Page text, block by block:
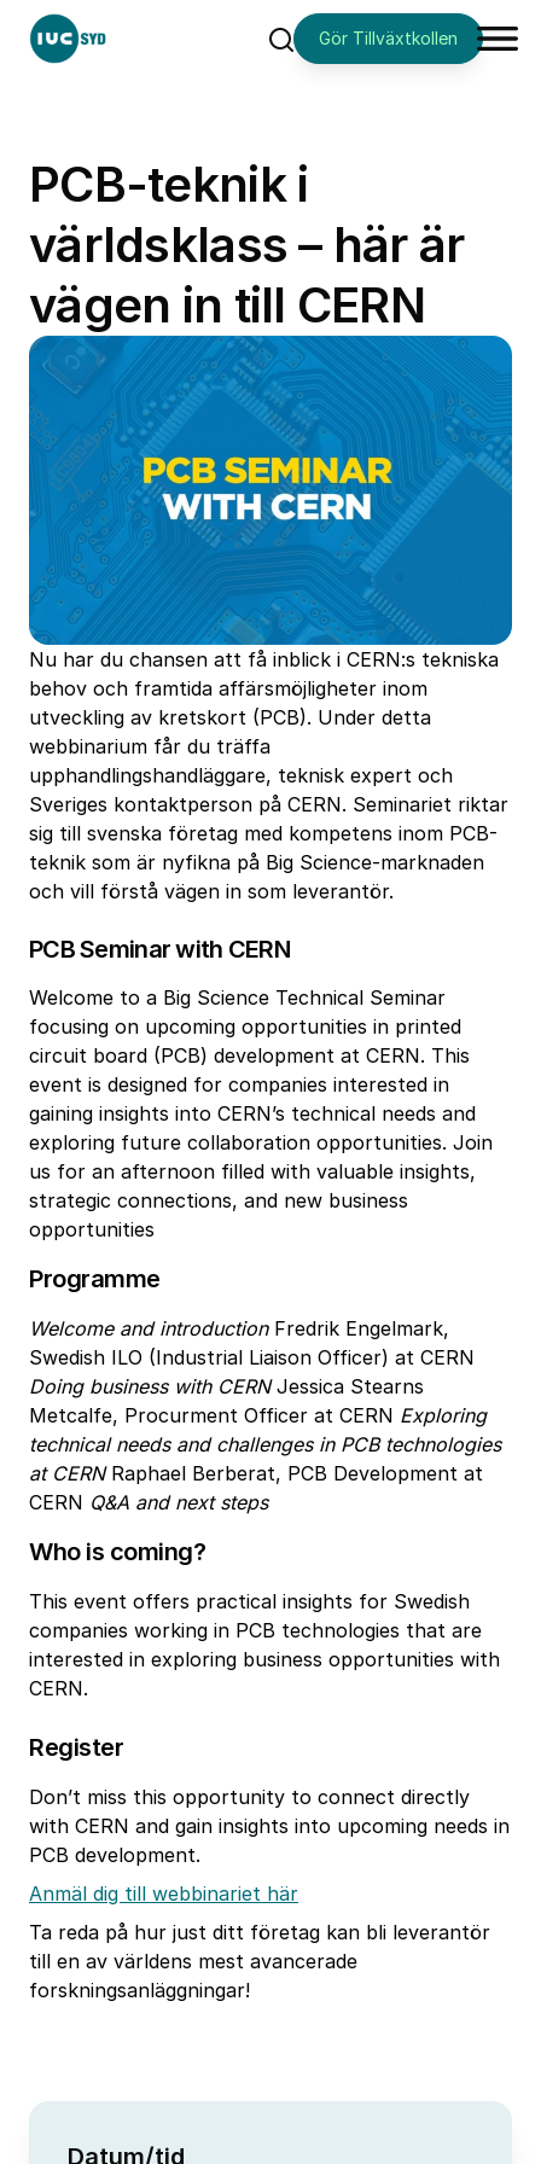
SökGör Tillväxtkollen
PCB-teknik i
världsklass – här är
vägen in till CERN
Nu har du chansen att få inblick i CERN:s tekniska
behov och framtida affärsmöjligheter inom
utveckling av kretskort (PCB). Under detta
webbinarium får du träffa
upphandlingshandläggare, teknisk expert och
Sveriges kontaktperson på CERN. Seminariet riktar
sig till svenska företag med kompetens inom PCB-
teknik som är nyfikna på Big Science-marknaden
och vill förstå vägen in som leverantör.
PCB Seminar with CERN
Welcome to a Big Science Technical Seminar
focusing on upcoming opportunities in printed
circuit board (PCB) development at CERN. This
event is designed for companies interested in
gaining insights into CERN’s technical needs and
exploring future collaboration opportunities. Join
us for an afternoon filled with valuable insights,
strategic connections, and new business
opportunities
Programme
Welcome and introductionFredrik Engelmark,
Swedish ILO (Industrial Liaison Officer) at CERN
Doing business with CERNJessica Stearns
Metcalfe, Procurment Officer at CERN Exploring
technical needs and challenges in PCB technologies
at CERNRaphael Berberat, PCB Development at
CERN Q&A and next steps
Who is coming?
This event offers practical insights for Swedish
companies working in PCB technologies that are
interested in exploring business opportunities with
CERN.
Register
Don’t miss this opportunity to connect directly
with CERN and gain insights into upcoming needs in
PCB development.
Anmäl dig till webbinariet här
Ta reda på hur just ditt företag kan bli leverantör
till en av världens mest avancerade
forskningsanläggningar!
Datum/tid